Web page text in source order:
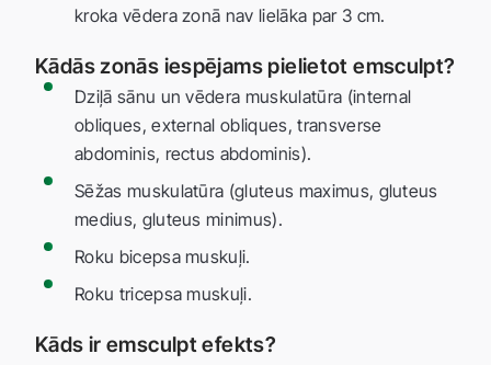
kroka vēdera zonā nav lielāka par 3 cm.
Kādās zonās iespējams pielietot emsculpt?
Dziļā sānu un vēdera muskulatūra (internal
obliques, external obliques, transverse
abdominis, rectus abdominis).
Sēžas muskulatūra (gluteus maximus, gluteus
medius, gluteus minimus).
Roku bicepsa muskuļi.
Roku tricepsa muskuļi.
Kāds ir emsculpt efekts?